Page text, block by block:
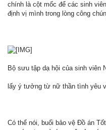
chính là cột mốc để các sinh
định vị mình trong lòng công
Bộ sưu tập dạ hội của sinh viên
lấy ý tưởng từ nữ thần tình yêu
Có thể nói, buổi bảo vệ Đồ án